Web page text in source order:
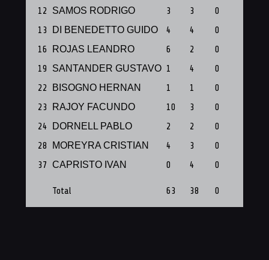
12
SAMOS RODRIGO 3 3 0
13
DI BENEDETTO GUIDO 4 4 0
16
ROJAS LEANDRO 6 2 0
19
SANTANDER GUSTAVO 1 4 0
22
BISOGNO HERNAN 1 1 0
23
RAJOY FACUNDO 10 3 0
24
DORNELL PABLO 2 2 0
28
MOREYRA CRISTIAN 4 3 0
37 CAPRISTO IVAN 0 4 0
Total 63 38 0